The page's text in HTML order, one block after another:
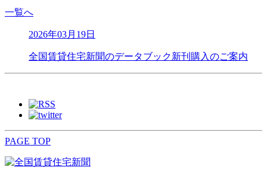
一覧へ
2026年03月19日
全国賃貸住宅新聞のデータブック新刊購入のご案内
PAGE TOP